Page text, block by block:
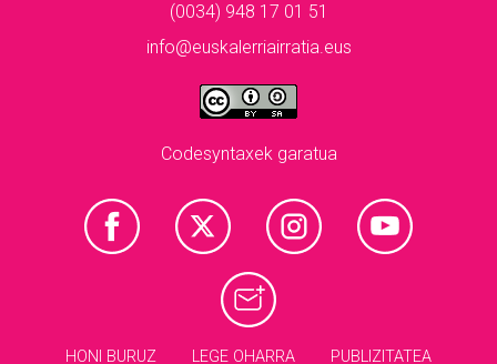
(0034) 948 17 01 51
info@euskalerriairratia.eus
Codesyntaxek garatua
HONI BURUZ LEGE OHARRA PUBLIZITATEA